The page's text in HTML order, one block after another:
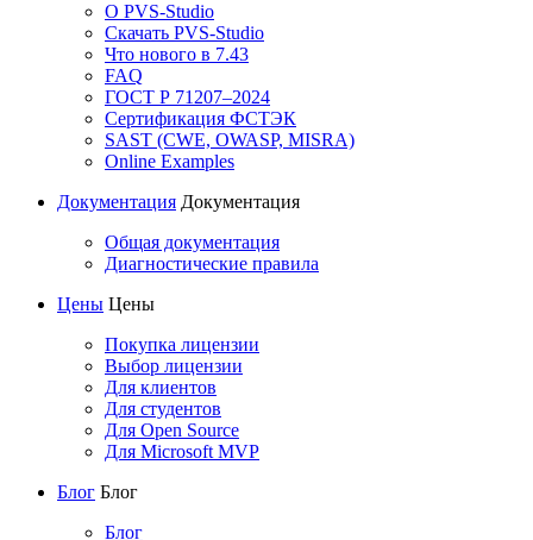
О PVS-Studio
Скачать PVS-Studio
Что нового в 7.43
FAQ
ГОСТ Р 71207–2024
Сертификация ФСТЭК
SAST (CWE, OWASP, MISRA)
Online Examples
Документация Документация
Общая документация
Диагностические правила
Цены Цены
Покупка лицензии
Выбор лицензии
Для клиентов
Для студентов
Для Open Source
Для Microsoft MVP
Блог Блог
Блог